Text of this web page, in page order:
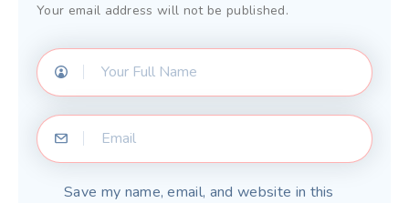
Your email address will not be published.
Save my name, email, and website in this